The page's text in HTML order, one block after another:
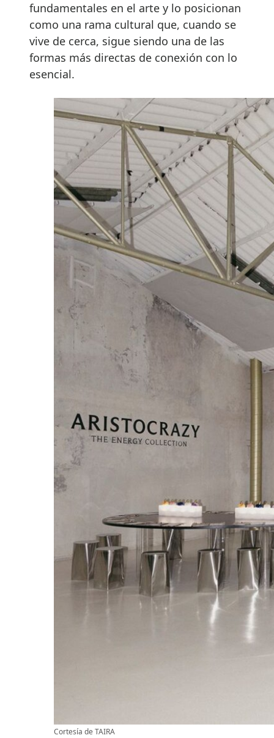
fundamentales en el arte y lo posicionan
como una rama cultural que, cuando se
vive de cerca, sigue siendo una de las
formas más directas de conexión con lo
esencial.
Cortesía de TAIRA